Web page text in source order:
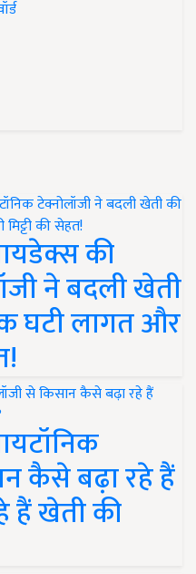
की
ने बदली खेती
घटी लागत और
कैसे बढ़ा रहे हैं
हैं खेती की